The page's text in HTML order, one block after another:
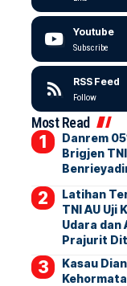
Youtube
Subscribe
RSS Feed
Follow
Most Read
Danrem
Brigjen
Latihan
TNI AU Uji
Udara dan
Prajurit
Kasau